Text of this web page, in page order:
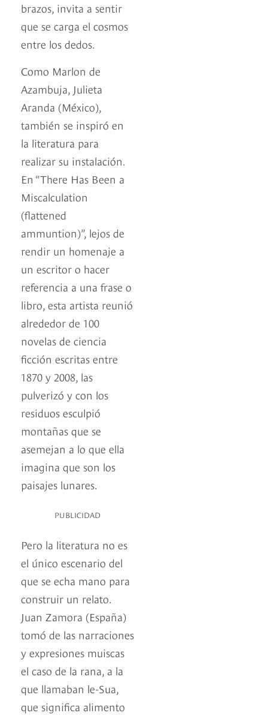
brazos, invita a sentir
que se carga el cosmos
entre los dedos.
Como Marlon de
Azambuja, Julieta
Aranda (México),
también se inspiró en
la literatura para
realizar su instalación.
En “There Has Been a
Miscalculation
(flattened
ammuntion)”, lejos de
rendir un homenaje a
un escritor o hacer
referencia a una frase o
libro, esta artista reunió
alrededor de 100
novelas de ciencia
ficción escritas entre
1870 y 2008, las
pulverizó y con los
residuos esculpió
montañas que se
asemejan a lo que ella
imagina que son los
paisajes lunares.
PUBLICIDAD
Pero la literatura no es
el único escenario del
que se echa mano para
construir un relato.
Juan Zamora (España)
tomó de las narraciones
y expresiones muiscas
el caso de la rana, a la
que llamaban le-Sua,
que significa alimento